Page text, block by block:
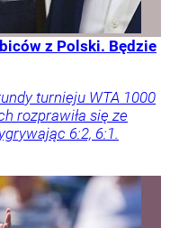
z Polski. Będzie
turnieju WTA 1000
rozprawiła się ze
6:2, 6:1.